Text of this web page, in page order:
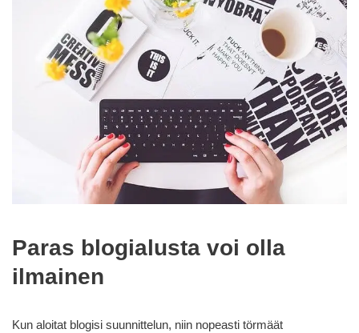
Paras blogialusta voi olla
ilmainen
Kun aloitat blogisi suunnittelun, niin nopeasti törmäät